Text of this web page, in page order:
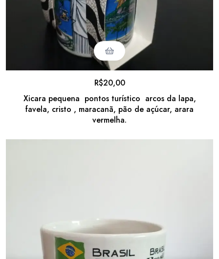
Xicara pequena pontos turístico arcos da lapa,
favela, cristo , maracanã, pão de açúcar, arara
vermelha.
R$20,00